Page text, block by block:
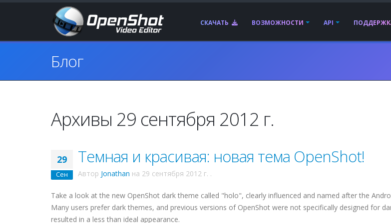
СКАЧАТЬ ВОЗМОЖНОСТИ API
Блог
Архивы 29 сентября 2012 г.
29
Сен
Темная и красивая: новая тема OpenShot!
Автор Jonathan на 29 сентября 2012 г. .
Take a look at the new OpenShot dark theme called "holo", clearly influenced and named after the
Many users prefer dark themes, and previous versions of OpenShot were not specifically designed for
resulted in a less than ideal appearance.